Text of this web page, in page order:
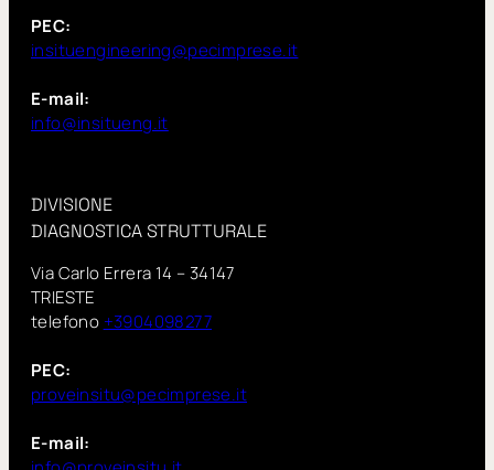
PEC:
insituengineering@pecimprese.it
E-mail:
info@insitueng.it
DIVISIONE
DIAGNOSTICA STRUTTURALE
Via Carlo Errera 14 – 34147
TRIESTE
telefono +3904098277
PEC:
proveinsitu@pecimprese.it
E-mail: